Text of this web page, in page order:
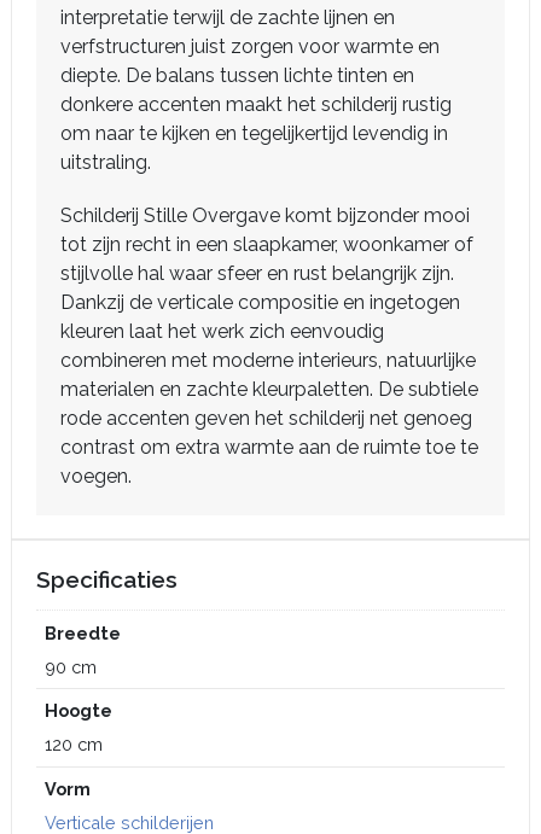
interpretatie terwijl de zachte lijnen en
verfstructuren juist zorgen voor warmte en
diepte. De balans tussen lichte tinten en
donkere accenten maakt het schilderij rustig
om naar te kijken en tegelijkertijd levendig in
uitstraling.
Schilderij Stille Overgave komt bijzonder mooi
tot zijn recht in een slaapkamer, woonkamer of
stijlvolle hal waar sfeer en rust belangrijk zijn.
Dankzij de verticale compositie en ingetogen
kleuren laat het werk zich eenvoudig
combineren met moderne interieurs, natuurlijke
materialen en zachte kleurpaletten. De subtiele
rode accenten geven het schilderij net genoeg
contrast om extra warmte aan de ruimte toe te
voegen.
Specificaties
Breedte
90 cm
Hoogte
120 cm
Vorm
Verticale schilderijen